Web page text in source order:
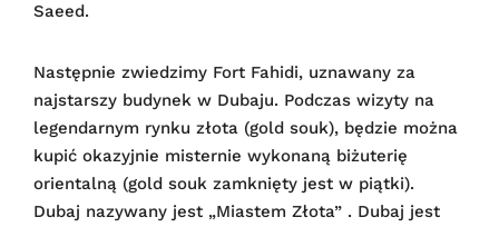
Saeed.
Następnie zwiedzimy Fort Fahidi, uznawany za
najstarszy budynek w Dubaju. Podczas wizyty na
legendarnym rynku złota (gold souk), będzie można
kupić okazyjnie misternie wykonaną biżuterię
orientalną (gold souk zamknięty jest w piątki).
Dubaj nazywany jest „Miastem Złota” . Dubaj jest